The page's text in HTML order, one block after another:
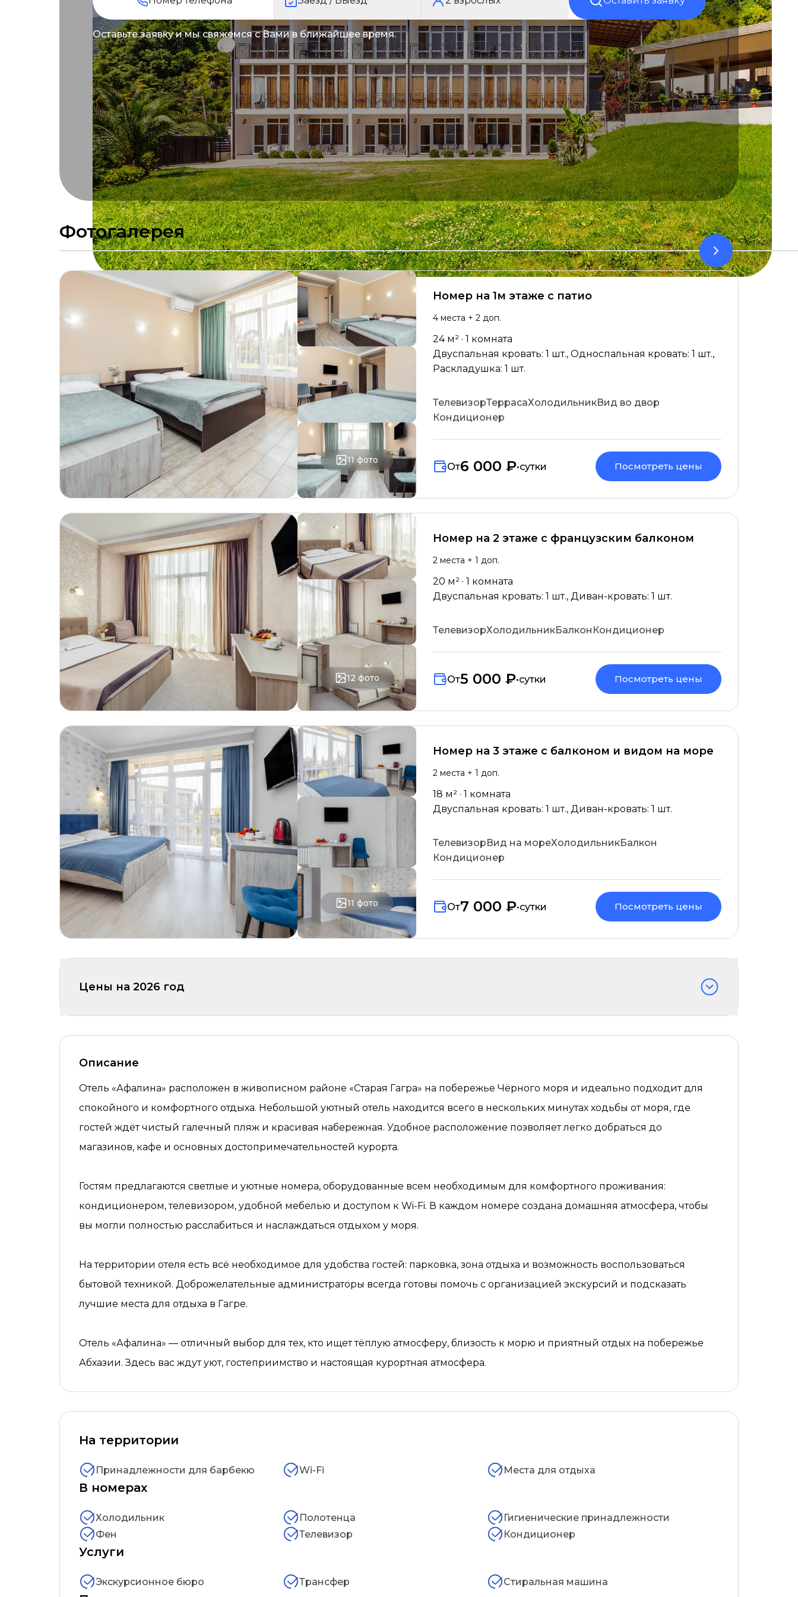
Оставьте заявку и мы свяжемся с Вами в ближайшее время.
Фотогалерея
11фото
Номер на 1м этаже с патио
4 места + 2 доп.
24м² · 1 комната
Двуспальная кровать: 1 шт., Односпальная кровать: 1 шт.,
Раскладушка: 1 шт.
ТелевизорТеррасаХолодильникВид во двор
Кондиционер
От6 000 ₽•сутки Посмотреть цены
12 фото
Номер на 2 этаже с французским балконом
2 места + 1 доп.
20 м² · 1 комната
Двуспальная кровать: 1 шт., Диван-кровать: 1 шт.
ТелевизорХолодильникБалкон Кондиционер
От5 000 ₽•сутки Посмотреть цены
11 фото
Номер на 3 этаже с балконом и видом на море
2 места + 1 доп.
18 м² · 1 комната
Двуспальная кровать: 1 шт., Диван-кровать: 1 шт.
ТелевизорВид на мореХолодильникБалкон
Кондиционер
От7 000 ₽•сутки Посмотреть цены
Цены на 2026 год
Описание
Отель «Афалина» расположен в живописном районе «Старая Гагра» на побережье Чёрного моря и идеально подходит для
спокойного и комфортного отдыха. Небольшой уютный отель находится всего в нескольких минутах ходьбы от моря, где
гостей ждёт чистый галечный пляж и красивая набережная. Удобное расположение позволяет легко добраться до
магазинов, кафе и основных достопримечательностей курорта.
Гостям предлагаются светлые и уютные номера, оборудованные всем необходимым для комфортного проживания:
кондиционером, телевизором, удобной мебелью и доступом к Wi-Fi. В каждом номере создана домашняя атмосфера, чтобы
вы могли полностью расслабиться и наслаждаться отдыхом у моря.
На территории отеля есть всё необходимое для удобства гостей: парковка, зона отдыха и возможность воспользоваться
бытовой техникой. Доброжелательные администраторы всегда готовы помочь с организацией экскурсий и подсказать
лучшие места для отдыха в Гагре.
Отель «Афалина» — отличный выбор для тех, кто ищет тёплую атмосферу, близость к морю и приятный отдых на побережье
Абхазии. Здесь вас ждут уют, гостеприимство и настоящая курортная атмосфера.
На территории
Принадлежности для барбекю Wi-Fi Места для отдыха
В номерах
Холодильник Полотенца
Гигиенические принадлежности
Фен
Телевизор Кондиционер
Услуги
Экскурсионное бюро Трансфер Стиральная машина